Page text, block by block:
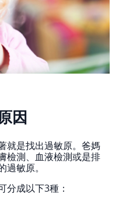
因
就是找出過敏原。爸媽
檢測、血液檢測或是排
敏原。
分成以下3種：